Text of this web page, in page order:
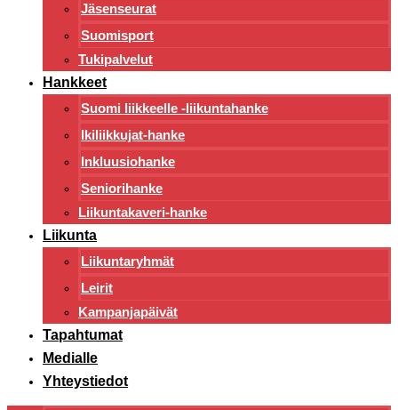
Jäsenseurat
Suomisport
Tukipalvelut
Hankkeet
Suomi liikkeelle -liikuntahanke
Ikiliikkujat-hanke
Inkluusiohanke
Seniorihanke
Liikuntakaveri-hanke
Liikunta
Liikuntaryhmät
Leirit
Kampanjapäivät
Tapahtumat
Medialle
Yhteystiedot